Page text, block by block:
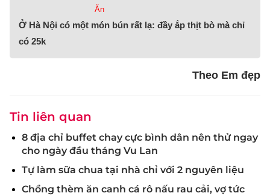
Ăn
Ở Hà Nội có một món bún rất lạ: đầy ắp thịt bò mà chỉ
có 25k
Theo Em đẹp
Tin liên quan
8 địa chỉ buffet chay cực bình dân nên thử ngay
cho ngày đầu tháng Vu Lan
Tự làm sữa chua tại nhà chỉ với 2 nguyên liệu
Chồng thèm ăn canh cá rô nấu rau cải, vợ tức